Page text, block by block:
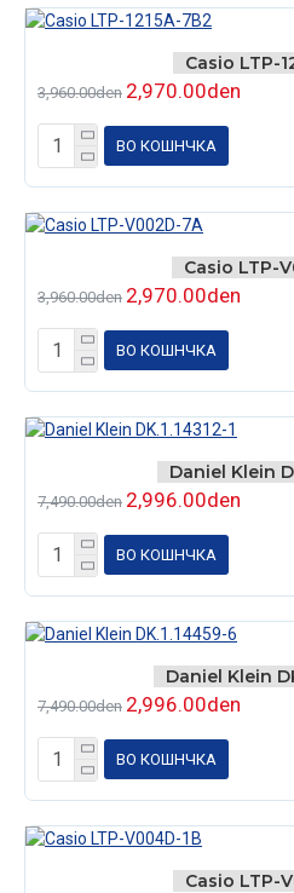
Casio LTP-
3,960.00den 2,970.00den
ВО КОШНЧКА
Casio LTP-
3,960.00den 2,970.00den
ВО КОШНЧКА
Daniel Klein
7,490.00den 2,996.00den
ВО КОШНЧКА
Daniel Klein
7,490.00den 2,996.00den
ВО КОШНЧКА
Casio LTP-